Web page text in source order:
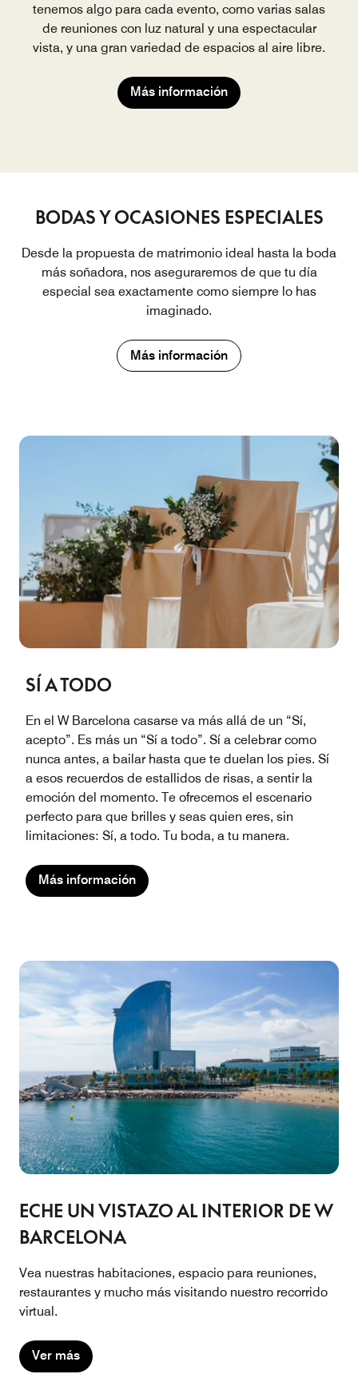
tenemos algo para cada evento, como varias salas
de reuniones con luz natural y una espectacular
vista, y una gran variedad de espacios al aire libre.
Más información
BODAS Y OCASIONES ESPECIALES
Desde la propuesta de matrimonio ideal hasta la boda
más soñadora, nos aseguraremos de que tu día
especial sea exactamente como siempre lo has
imaginado.
Más información
SÍ A TODO
En el W Barcelona casarse va más allá de un “Sí,
acepto”. Es más un “Sí a todo”. Sí a celebrar como
nunca antes, a bailar hasta que te duelan los pies. Sí
a esos recuerdos de estallidos de risas, a sentir la
emoción del momento. Te ofrecemos el escenario
perfecto para que brilles y seas quien eres, sin
limitaciones: Sí, a todo. Tu boda, a tu manera.
Más información
ECHE UN VISTAZO AL INTERIOR DE W
BARCELONA
Vea nuestras habitaciones, espacio para reuniones,
restaurantes y mucho más visitando nuestro recorrido
virtual.
Ver más